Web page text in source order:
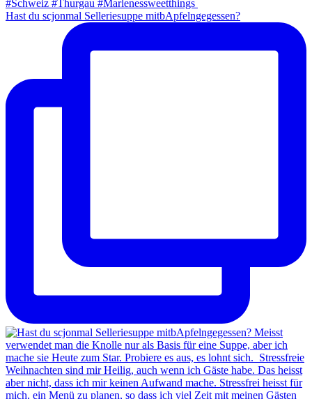
Hast du scjonmal Selleriesuppe mitbApfelngegessen?